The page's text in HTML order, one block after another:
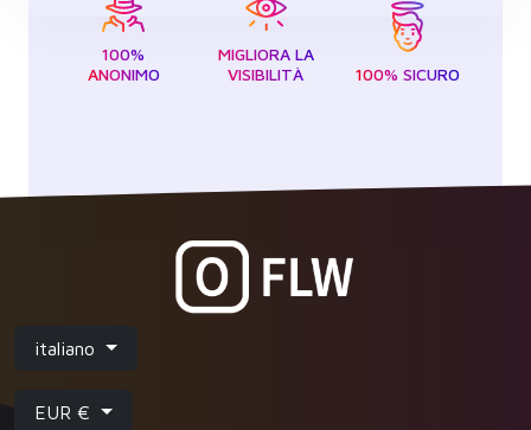
100%
ANONIMO
MIGLIORA LA
VISIBILITÀ
100% SICURO
italiano
EUR €